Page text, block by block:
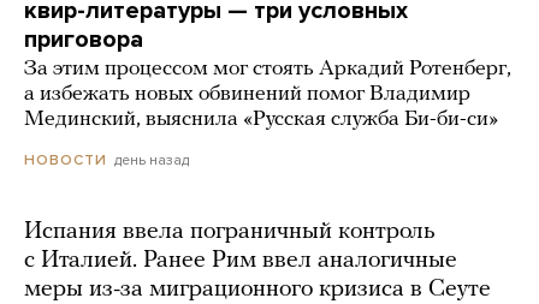
квир-литературы — три условных
приговора
За этим процессом мог стоять Аркадий Ротенберг,
а избежать новых обвинений помог Владимир
Мединский, выяснила «Русская служба Би-би-си»
НОВОСТИ день назад
Испания ввела пограничный контроль
с Италией. Ранее Рим ввел аналогичные
меры из-за миграционного кризиса в Сеуте